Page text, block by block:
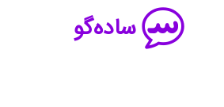
ساده‌گو